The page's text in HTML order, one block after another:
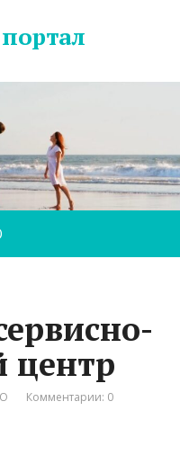
центр
Комментарии: 0